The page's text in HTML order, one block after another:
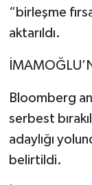
“birleşme
aktarıldı.
Bloomberg
serbest
adaylığı
belirtildi.